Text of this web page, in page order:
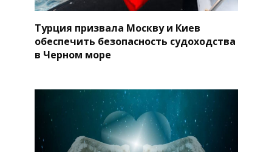
Турция призвала Москву и Киев
обеспечить безопасность судоходства
в Черном море